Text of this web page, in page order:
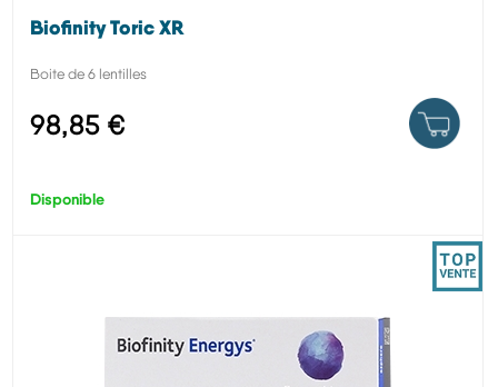
Biofinity Toric XR
Boite de 6 lentilles
98,85 €
Disponible